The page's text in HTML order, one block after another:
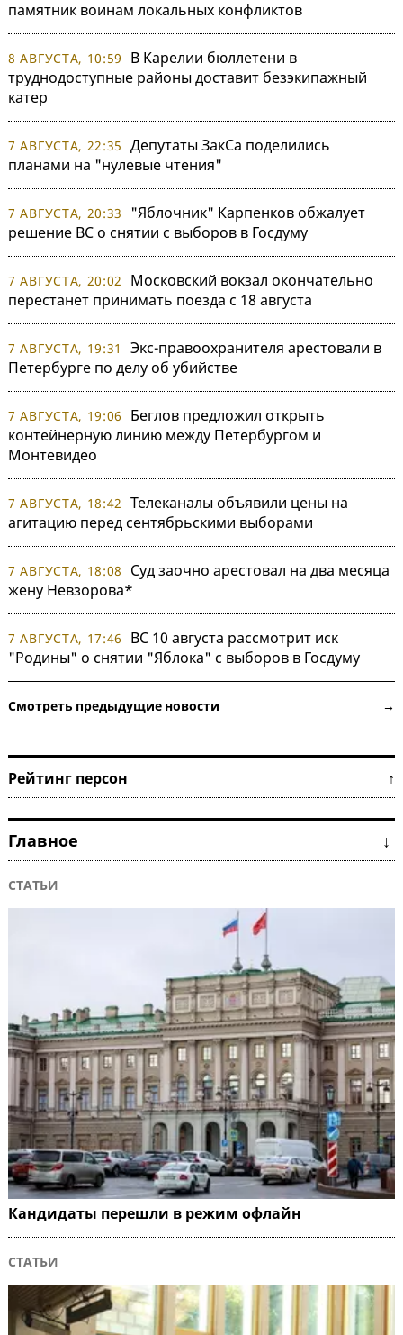
памятник воинам локальных конфликтов
8 АВГУСТА, 10:59
В Карелии бюллетени в
труднодоступные районы доставит безэкипажный
катер
7 АВГУСТА, 22:35 Депутаты ЗакСа поделились
планами на "нулевые чтения"
7 АВГУСТА, 20:33
"Яблочник" Карпенков обжалует
решение ВС о снятии с выборов в Госдуму
7 АВГУСТА, 20:02
Московский вокзал окончательно
перестанет принимать поезда с 18 августа
7 АВГУСТА, 19:31
Экс-правоохранителя арестовали в
Петербурге по делу об убийстве
7 АВГУСТА, 19:06
Беглов предложил открыть
контейнерную линию между Петербургом и
Монтевидео
7 АВГУСТА, 18:42 Телеканалы объявили цены на
агитацию перед сентябрьскими выборами
7 АВГУСТА, 18:08
Суд заочно арестовал на два месяца
жену Невзорова*
7 АВГУСТА, 17:46
ВС 10 августа рассмотрит иск
"Родины" о снятии "Яблока" с выборов в Госдуму
Смотреть предыдущие новости →
Рейтинг персон ↑
Главное ↓
СТАТЬИ
Кандидаты перешли в режим офлайн
СТАТЬИ